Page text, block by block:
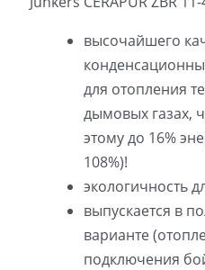
высочайшего
для отопления
дымовых газах,
этому до 16%
108%)!
экологичность
выпускается в
варианте
подключения